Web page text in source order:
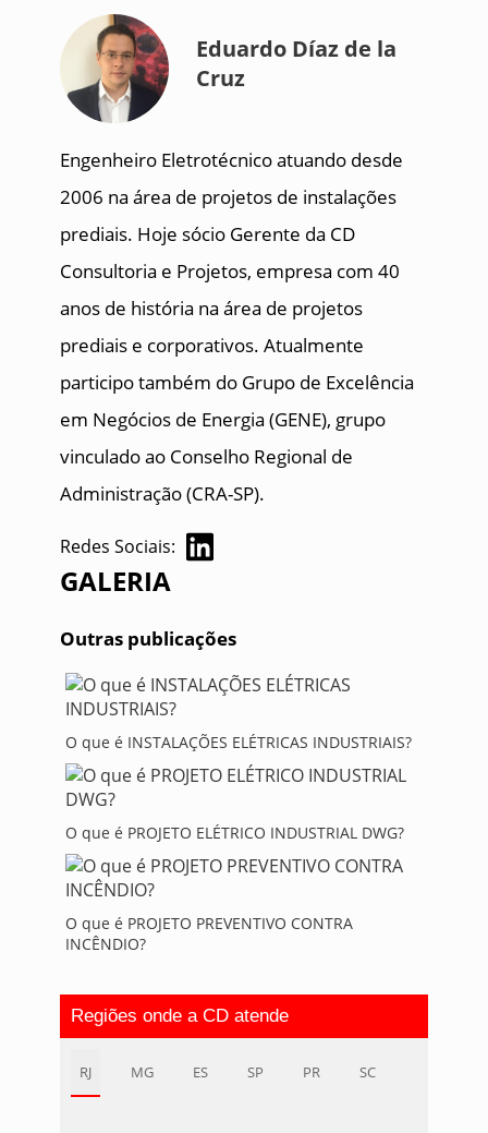
Eduardo Díaz de la
Cruz
Engenheiro Eletrotécnico atuando desde
2006 na área de projetos de instalações
prediais. Hoje sócio Gerente da CD
Consultoria e Projetos, empresa com 40
anos de história na área de projetos
prediais e corporativos. Atualmente
participo também do Grupo de Excelência
em Negócios de Energia (GENE), grupo
vinculado ao Conselho Regional de
Administração (CRA-SP).
Redes Sociais:
GALERIA
Outras publicações
O que é INSTALAÇÕES ELÉTRICAS INDUSTRIAIS?
O que é PROJETO ELÉTRICO INDUSTRIAL DWG?
O que é PROJETO PREVENTIVO CONTRA
INCÊNDIO?
Regiões onde a CD atende
RJ MG ES SP PR SC